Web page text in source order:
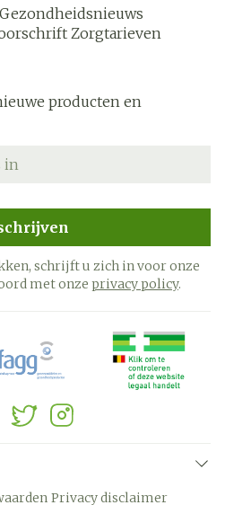
Gezondheidsnieuws
Zorgtarieven
producten en
schrijft u zich in voor onze
met onze privacy policy.
Privacy disclaimer